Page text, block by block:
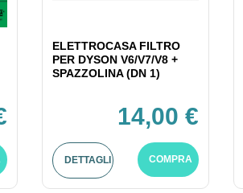
ELETTROCASA FILTRO
PER DYSON V6/V7/V8 +
SPAZZOLINA (DN 1)
14,00 €
DETTAGLI COMPRA